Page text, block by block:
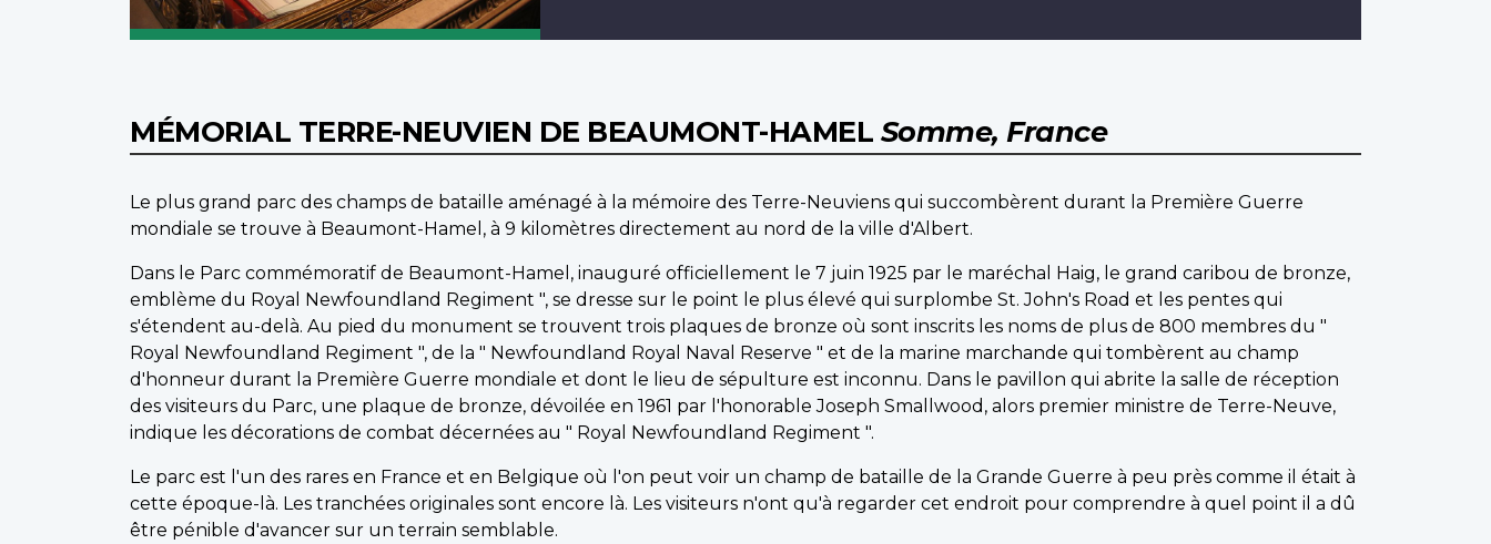
MÉMORIAL TERRE-NEUVIEN DE BEAUMONT-HAMEL Somme, France
Le plus grand parc des champs de bataille aménagé à la mémoire des Terre-Neuviens qui succombèrent durant la Première Guerre
mondiale se trouve à Beaumont-Hamel, à 9 kilomètres directement au nord de la ville d'Albert.
Dans le Parc commémoratif de Beaumont-Hamel, inauguré officiellement le 7 juin 1925 par le maréchal Haig, le grand caribou de bronze,
emblème du Royal Newfoundland Regiment ", se dresse sur le point le plus élevé qui surplombe St. John's Road et les pentes qui
s'étendent au-delà. Au pied du monument se trouvent trois plaques de bronze où sont inscrits les noms de plus de 800 membres du "
Royal Newfoundland Regiment ", de la " Newfoundland Royal Naval Reserve " et de la marine marchande qui tombèrent au champ
d'honneur durant la Première Guerre mondiale et dont le lieu de sépulture est inconnu. Dans le pavillon qui abrite la salle de réception
des visiteurs du Parc, une plaque de bronze, dévoilée en 1961 par l'honorable Joseph Smallwood, alors premier ministre de Terre-Neuve,
indique les décorations de combat décernées au " Royal Newfoundland Regiment ".
Le parc est l'un des rares en France et en Belgique où l'on peut voir un champ de bataille de la Grande Guerre à peu près comme il était à
cette époque-là. Les tranchées originales sont encore là. Les visiteurs n'ont qu'à regarder cet endroit pour comprendre à quel point il a dû
être pénible d'avancer sur un terrain semblable.